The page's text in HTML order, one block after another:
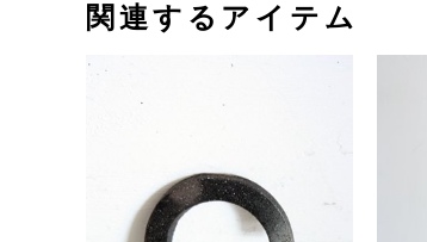
関連するアイテム